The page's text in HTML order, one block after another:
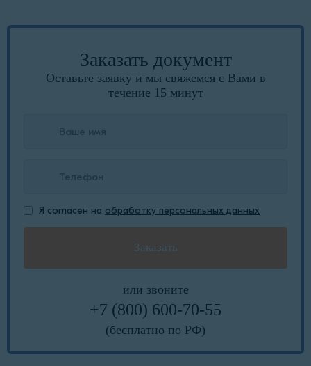
Заказать документ
Оставьте заявку и мы свяжемся с Вами в
течение 15 минут
Я согласен на обработку персональных данных
или звоните
+7 (800) 600-70-55
(бесплатно по РФ)